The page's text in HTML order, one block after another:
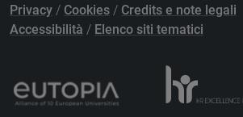
Privacy / Cookies / Credits e note legali
Accessibilità / Elenco siti tematici